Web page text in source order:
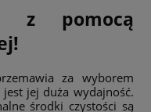
z pomocą
za wyborem
jej duża wydajność.
środki czystości są